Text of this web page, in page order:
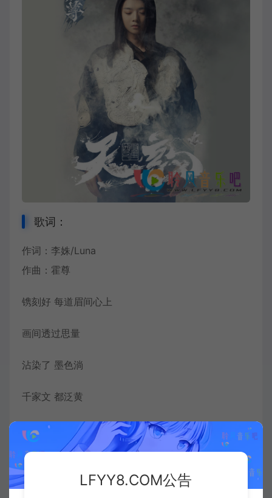
歌词：
作词：李姝/Luna
作曲： 霍尊
镌刻好 每道眉间心上
画间透过思量
沾染了 墨色淌
千家文 都泛黄
夜静谧 窗纱微微亮
拂袖起舞于梦中妩媚
相思蔓上心扉
LFYY8.COM公告